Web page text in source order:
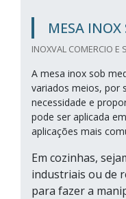
MESA INOX
INOXVAL COMERCIO E
A mesa inox sob
variados meios, por
necessidade e
pode ser aplicada
aplicações mais
Em cozinhas,
industriais ou de
para fazer a